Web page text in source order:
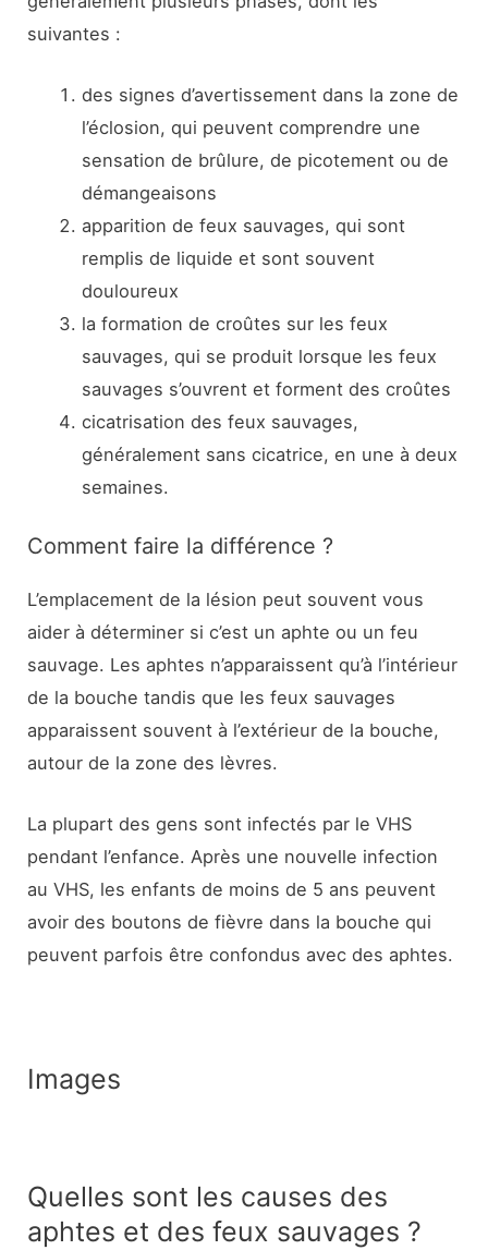
suivantes :
des signes d’avertissement dans la zone de
l’éclosion, qui peuvent comprendre une
sensation de brûlure, de picotement ou de
démangeaisons
apparition de feux sauvages, qui sont
remplis de liquide et sont souvent
douloureux
la formation de croûtes sur les feux
sauvages, qui se produit lorsque les feux
sauvages s’ouvrent et forment des croûtes
cicatrisation des feux sauvages,
généralement sans cicatrice, en une à deux
semaines.
Comment faire la différence ?
L’emplacement de la lésion peut souvent vous
aider à déterminer si c’est un aphte ou un feu
sauvage. Les aphtes n’apparaissent qu’à l’intérieur
de la bouche tandis que les feux sauvages
apparaissent souvent à l’extérieur de la bouche,
autour de la zone des lèvres.
La plupart des gens sont infectés par le VHS
pendant l’enfance. Après une nouvelle infection
au VHS, les enfants de moins de 5 ans peuvent
avoir des boutons de fièvre dans la bouche qui
peuvent parfois être confondus avec des aphtes.
Images
Quelles sont les causes des
aphtes et des feux sauvages ?